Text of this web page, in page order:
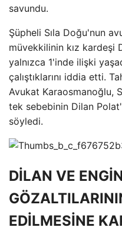
savundu.
Şüpheli Sıla Doğu'nun
müvekkilinin kız kardeşi
yalnızca 1'inde ilişki
çalıştıklarını iddia etti.
Avukat Karaosmanoğlu,
tek sebebinin Dilan
söyledi.
DİLAN VE
EDİLMESİNE